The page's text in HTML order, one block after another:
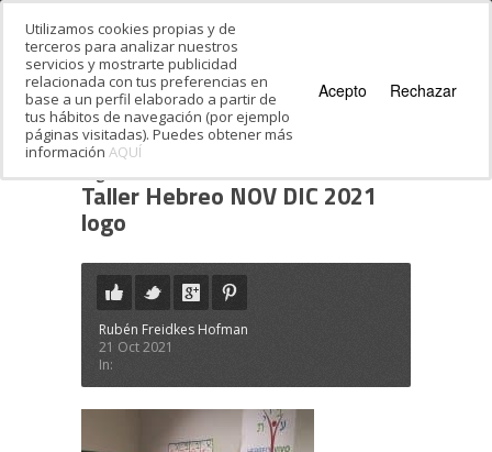
Estás en:
logo
Taller Hebreo NOV DIC 2021
logo
Rubén Freidkes Hofman
21 Oct 2021
In:
Utilizamos cookies propias y de
terceros para analizar nuestros
servicios y mostrarte publicidad
relacionada con tus preferencias en
base a un perfil elaborado a partir de
tus hábitos de navegación (por ejemplo
páginas visitadas). Puedes obtener más
información AQUÍ
Acepto Rechazar